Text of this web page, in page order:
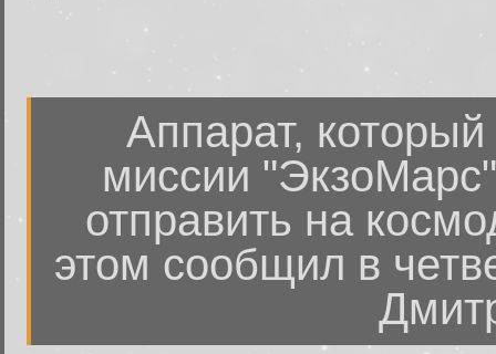
Аппарат,
миссии
отправить на
этом сообщил в